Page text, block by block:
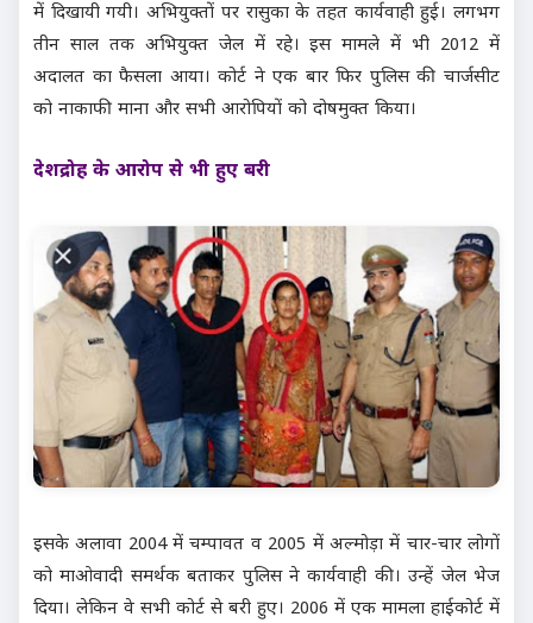
में दिखायी गयी। अभियुक्तों पर रासुका के तहत कार्यवाही हुई। लगभग
तीन साल तक अभियुक्त जेल में रहे। इस मामले में भी 2012 में
अदालत का फैसला आया। कोर्ट ने एक बार फिर पुलिस की चार्जसीट
को नाकाफी माना और सभी आरोपियों को दोषमुक्त किया।
देशद्रोह के आरोप से भी हुए बरी
इसके अलावा 2004 में चम्पावत व 2005 में अल्मोड़ा में चार-चार लोगों
को माओवादी समर्थक बताकर पुलिस ने कार्यवाही की। उन्हें जेल भेज
दिया। लेकिन वे सभी कोर्ट से बरी हुए। 2006 में एक मामला हाईकोर्ट में